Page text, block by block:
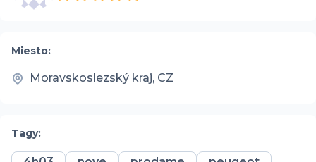
Miesto:
Moravskoslezský kraj, CZ
Tagy: